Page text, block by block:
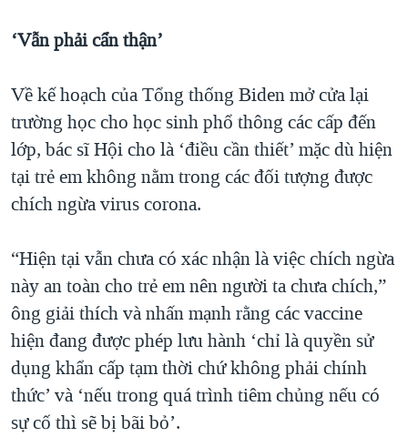
‘Vẫn phải cẩn thận’
Về kế hoạch của Tổng thống Biden mở cửa lại
trường học cho học sinh phổ thông các cấp đến
lớp, bác sĩ Hội cho là ‘điều cần thiết’ mặc dù hiện
tại trẻ em không nằm trong các đối tượng được
chích ngừa virus corona.
“Hiện tại vẫn chưa có xác nhận là việc chích ngừa
này an toàn cho trẻ em nên người ta chưa chích,”
ông giải thích và nhấn mạnh rằng các vaccine
hiện đang được phép lưu hành ‘chỉ là quyền sử
dụng khẩn cấp tạm thời chứ không phải chính
thức’ và ‘nếu trong quá trình tiêm chủng nếu có
sự cố thì sẽ bị bãi bỏ’.